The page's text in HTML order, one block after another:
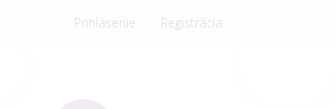
Prihlásenie Registrácia